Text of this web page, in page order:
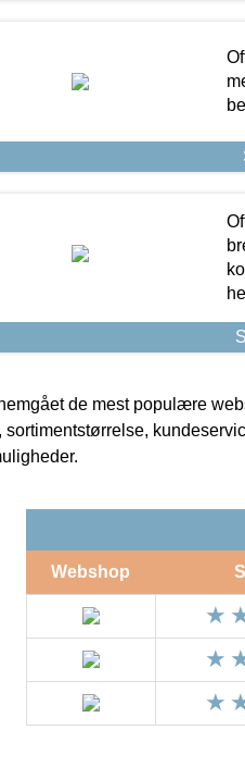
de mest populære
sortimentstørrelse,
Webshop